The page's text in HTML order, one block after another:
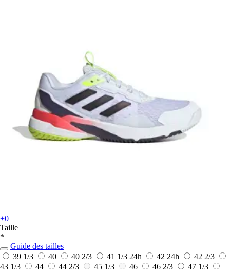
+0
Taille
*
Guide des tailles
39 1/3
40 40 2/3 41 1/3 24h 42 24h
42 2/3
43 1/3
44 44 2/3 45 1/3 46 46 2/3
47 1/3